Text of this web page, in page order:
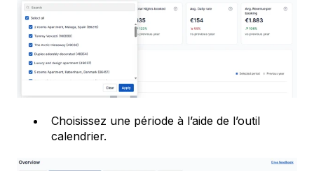
Choisissez une période à l’aide de l’outil
calendrier.